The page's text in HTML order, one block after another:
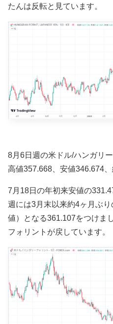
たんは反転と見ています。
8月6日週の米ドル/ハンガリ
高値357.668、安値346.674、
7月18日の年初来安値の
週には3月末以来約4ヶ月ぶ
値）となる361.107をつけま
フォリントが戻しています。